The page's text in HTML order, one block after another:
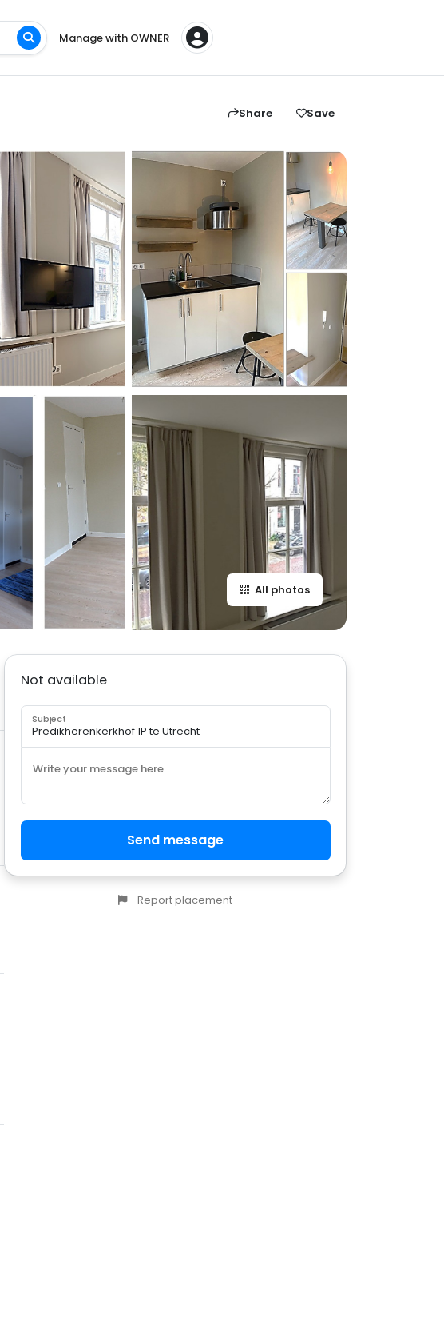
Manage with OWNER
Share Save
All photos
Not available
Subject
Write your message here
Send message
Report placement